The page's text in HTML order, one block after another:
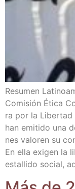
Resu­men
Comi­sión Éti­ca
ra por la Liber­tad
han emi­ti­do una
nes valo­ren su
En ella exi­gen la
esta­lli­do social,